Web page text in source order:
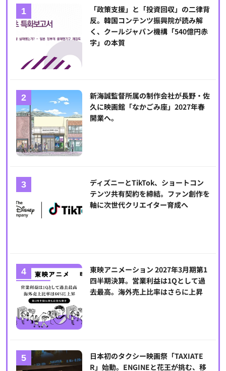
「政策支援」と「投資回収」の二律背
反。韓国コンテンツ振興院が読み解
く、クールジャパン機構「540億円赤
字」の本質
新海誠監督所属の制作会社が長野・佐
久に映画館「なかごみ座」2027年春
開業へ。
ディズニーとTikTok、ショートコン
テンツ共有契約を締結。ファン創作を
軸に次世代クリエイター育成へ
東映アニメーション 2027年3月期第1
四半期決算。営業利益は1Qとして過
去最高。海外売上比率はさらに上昇
日本初のタクシー映画祭「TAXIATE
R」始動。ENGINEと花王が挑む、移